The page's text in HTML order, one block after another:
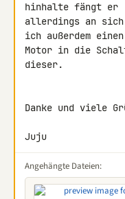
hinhalte fängt er
allerdings an sich
ich außerdem
Motor in die
dieser.
Danke und viele
Juju
Angehängte Dateien: